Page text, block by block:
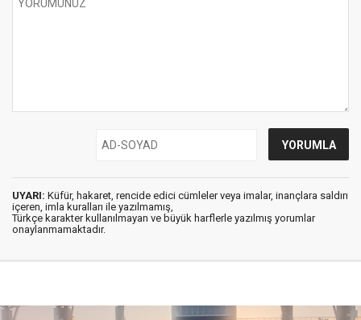
UYARI: Küfür, hakaret, rencide edici cümleler veya imalar, inançlara saldırı
içeren, imla kuralları ile yazılmamış,
Türkçe karakter kullanılmayan ve büyük harflerle yazılmış yorumlar
onaylanmamaktadır.